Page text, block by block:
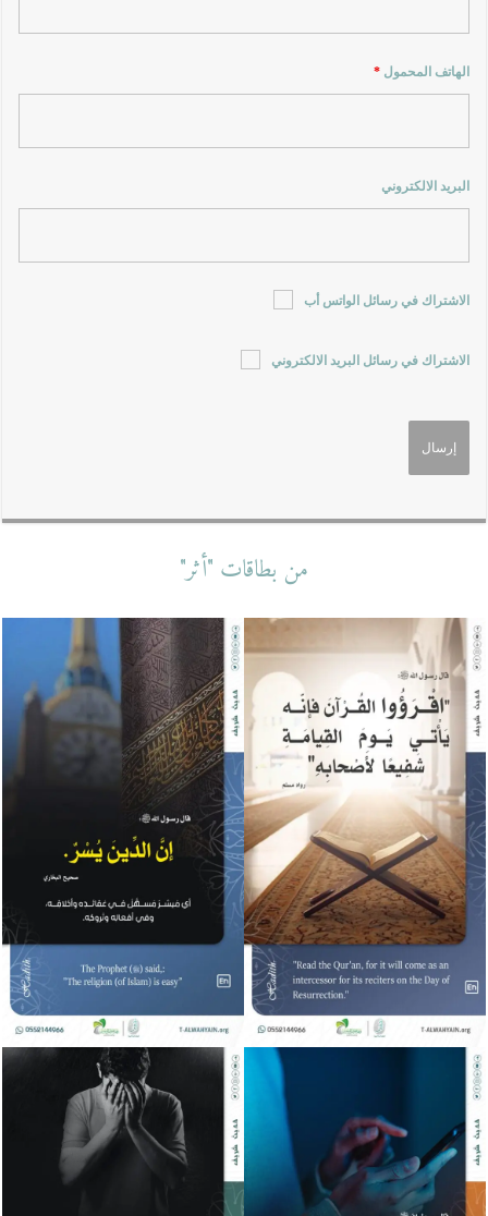
الهاتف المحمول*
البريد الالكتروني
الاشتراك في رسائل الواتس أب
الاشتراك في رسائل البريد الالكتروني
من بطاقات "أثر"